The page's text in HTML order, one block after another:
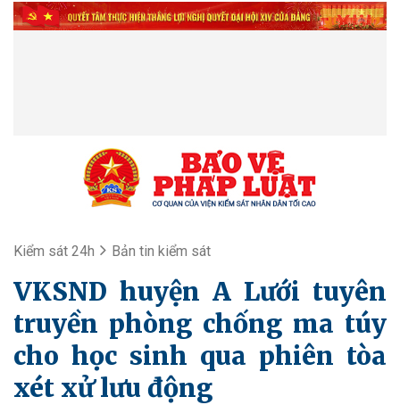
Kiểm sát 24h Bản tin kiểm sát
VKSND huyện A Lưới tuyên
truyền phòng chống ma túy
cho học sinh qua phiên tòa
xét xử lưu động